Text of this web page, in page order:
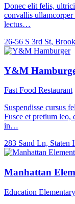
Donec elit felis,
convallis ullamcorper
lectus…
26-56 S 3rd St,
Y&M
Fast Food Restaurant
Suspendisse cursus
Fusce et pretium leo,
in…
283 Sand Ln, Staten
Manhattan
Education